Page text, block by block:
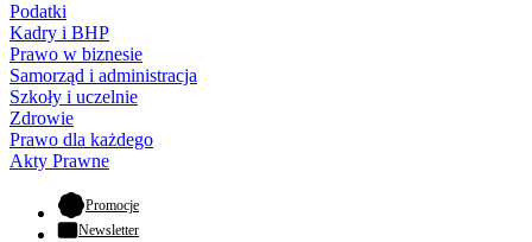
Podatki
Kadry i BHP
Prawo w biznesie
Samorząd i administracja
Szkoły i uczelnie
Zdrowie
Prawo dla każdego
Akty Prawne
Promocje- otwiera się w nowej karcie
Newsletter